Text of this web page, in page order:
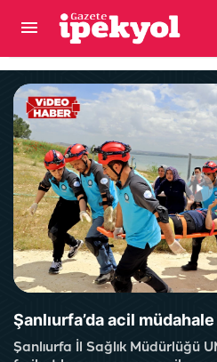
Şanlıurfa’da acil
Şanlıurfa İl Sağlık Müdürlüğü
Şanlıurfa vekili sınırda
Bolat'a taşıdı